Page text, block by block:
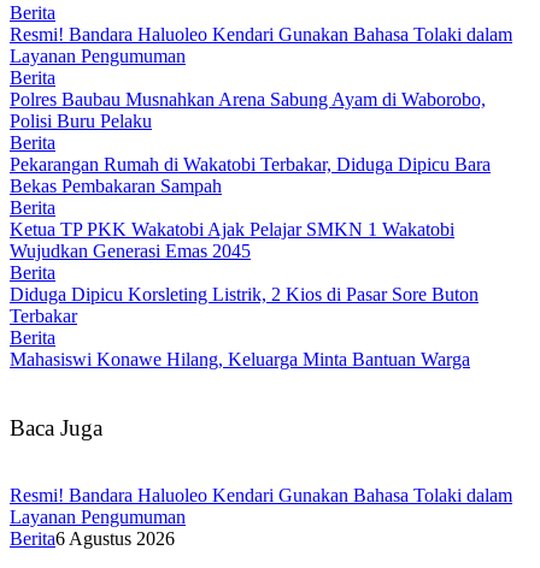
Berita
Resmi! Bandara Haluoleo Kendari Gunakan Bahasa Tolaki dalam
Layanan Pengumuman
Berita
Polres Baubau Musnahkan Arena Sabung Ayam di Waborobo,
Polisi Buru Pelaku
Berita
Pekarangan Rumah di Wakatobi Terbakar, Diduga Dipicu Bara
Bekas Pembakaran Sampah
Berita
Ketua TP PKK Wakatobi Ajak Pelajar SMKN 1 Wakatobi
Wujudkan Generasi Emas 2045
Berita
Diduga Dipicu Korsleting Listrik, 2 Kios di Pasar Sore Buton
Terbakar
Berita
Mahasiswi Konawe Hilang, Keluarga Minta Bantuan Warga
Baca Juga
Resmi! Bandara Haluoleo Kendari Gunakan Bahasa Tolaki dalam
Layanan Pengumuman
Berita6 Agustus 2026